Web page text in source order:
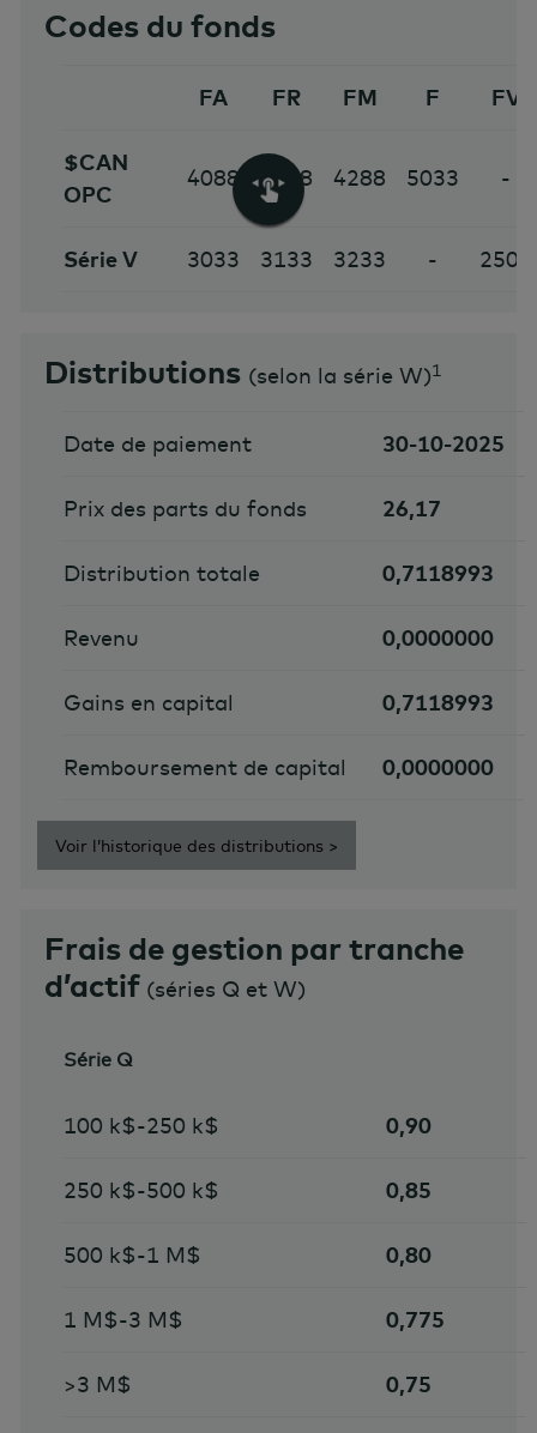
Codes du fonds
FA FR FM F FV
$CAN
OPC
4088 4188 4288 5033 -
Série V 3033 3133 3233 - 2506
Distributions (selon la série W)1
Date de paiement 30-10-2025
Prix des parts du fonds 26,17
Distribution totale 0,7118993
Revenu 0,0000000
Gains en capital 0,7118993
Remboursement de capital 0,0000000
Voir l’historique des distributions >
Frais de gestion par tranche
d’actif (séries Q et W)
Série Q
100 k$-250 k$ 0,90
250 k$-500 k$ 0,85
500 k$-1 M$ 0,80
1 M$-3 M$ 0,775
>3 M$ 0,75